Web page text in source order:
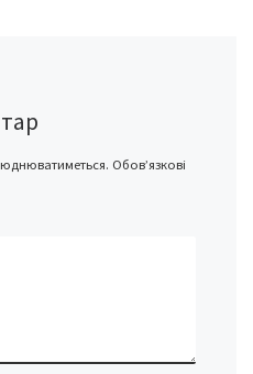
Обов’язкові